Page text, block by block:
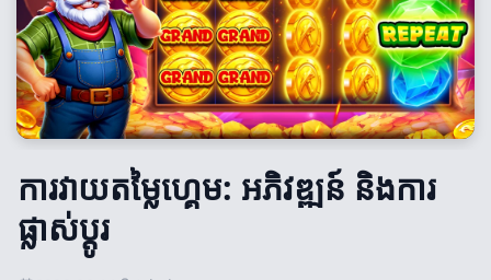
ការវាយតម្លៃហ្គេម: អភិវឌ្ឍន៍ និងការ
ផ្លាស់ប្តូរ